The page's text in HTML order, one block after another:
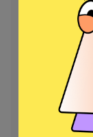
- 모든 위치 이력
- 배터리 수준 및
- 원하는 만큼 많
- "표시" 기능으로
- 배터리 사용량 최
- 전 세계 다양한
- 가족 구성원과
앱 사용을 위해
트워크로 귀하의